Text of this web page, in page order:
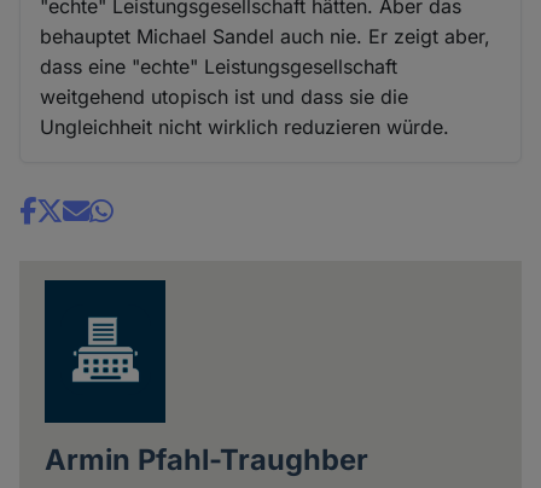
"echte" Leistungsgesellschaft hätten. Aber das
behauptet Michael Sandel auch nie. Er zeigt aber,
dass eine "echte" Leistungsgesellschaft
weitgehend utopisch ist und dass sie die
Ungleichheit nicht wirklich reduzieren würde.
Share
Armin Pfahl-Traughber